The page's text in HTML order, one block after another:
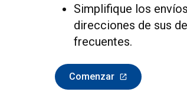
Simplifique los
direcciones de sus
frecuentes.
Comenzar